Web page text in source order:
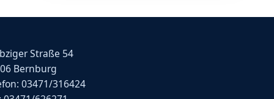
Straße 54
Bernburg
03471/316424